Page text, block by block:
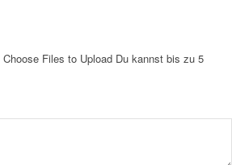
Choose Files to Upload Du kannst bis zu 5